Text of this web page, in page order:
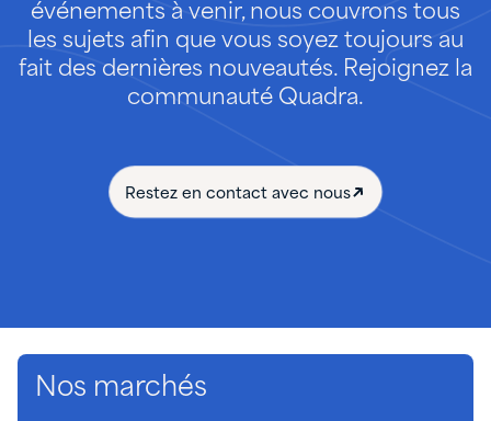
événements à venir, nous couvrons tous
les sujets afin que vous soyez toujours au
fait des dernières nouveautés. Rejoignez la
communauté Quadra.
Restez en contact avec nous
Nos marchés